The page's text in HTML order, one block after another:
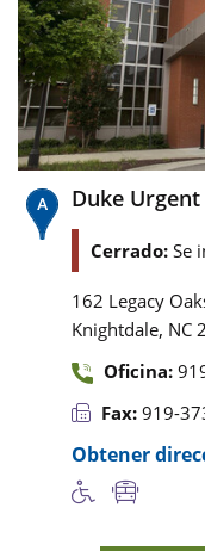
Duke
Cerrado: Se
162 Legacy
Knightdale, NC
Oficina:
Fax: 919-
Obtener